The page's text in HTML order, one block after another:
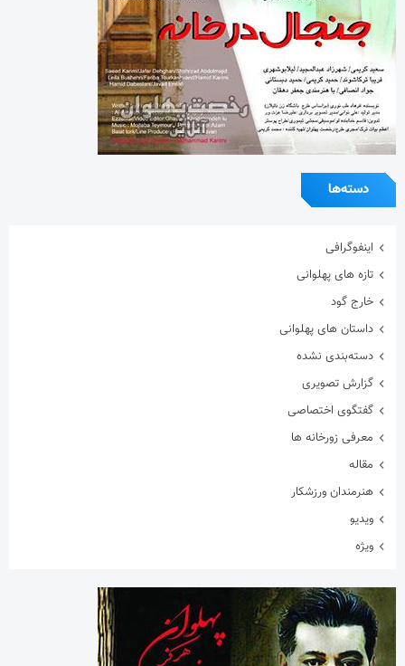
دسته‌ها
اینفوگرافی
تازه های پهلوانی
خارج گود
داستان های پهلوانی
دسته‌بندی نشده
گزارش تصویری
گفتگوی اختصاصی
معرفی زورخانه ها
مقاله
هنرمندان ورزشکار
ویدیو
ویژه